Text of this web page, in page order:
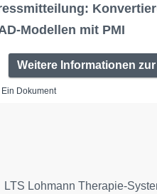
Modellen mit PMI
Weitere Informationen
Ein Dokument
LTS Lohmann Therapie-